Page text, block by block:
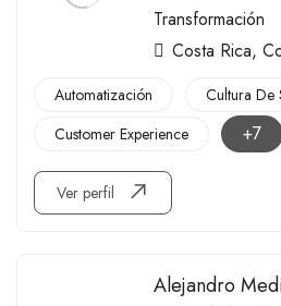
Transformación
Costa Rica,
Automatización
Cultura De
Customer Experience
+7
Ver perfil
Alejandro